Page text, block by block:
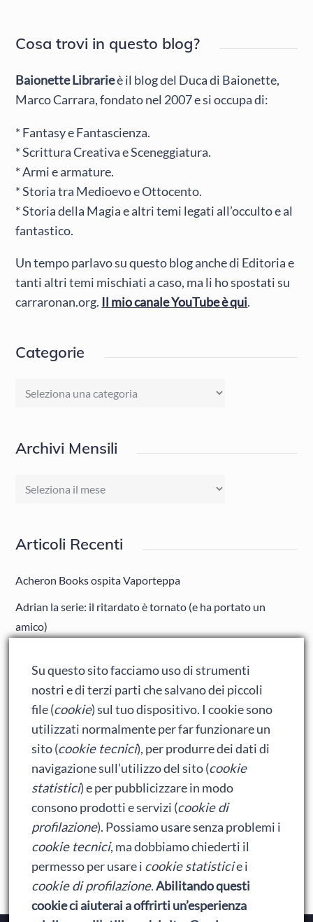
Cosa trovi in questo blog?
Baionette Librarieè il blog del Duca di Baionette,
Marco Carrara, fondato nel 2007 e si occupa di:
* Fantasy e Fantascienza.
* Scrittura Creativa e Sceneggiatura.
* Armi e armature.
* Storia tra Medioevo e Ottocento.
* Storia della Magia e altri temi legati all’occulto e al
fantastico.
Un tempo parlavo su questo blog anche di Editoria e
tanti altri temi mischiati a caso, ma li ho spostati su
carraronan.org. Il mio canale YouTube è qui.
Categorie
Categorie
Archivi Mensili
Archivi
Articoli Recenti
Acheron Books ospita Vaporteppa
Adrian la serie: il ritardato è tornato (e ha portato un
amico)
Ralph spacca Internet: analisi del film
Bumblebee: un buon film dei Transformers
Meta
Accedi
Feed dei contenuti
Feed dei commenti
WordPress.org
Su questo sito facciamo uso di strumenti
nostri e di terzi parti che salvano dei piccoli
file (cookie) sul tuo dispositivo. I cookie sono
utilizzati normalmente per far funzionare un
sito (cookie tecnici), per produrre dei dati di
navigazione sull’utilizzo del sito (cookie
statistici) e per pubblicizzare in modo
consono prodotti e servizi (cookie di
profilazione). Possiamo usare senza problemi i
cookie tecnici, ma dobbiamo chiederti il
permesso per usare i cookie statisticie i
cookie di profilazione.Abilitando questi
cookie ci aiuterai a offrirti un’esperienza